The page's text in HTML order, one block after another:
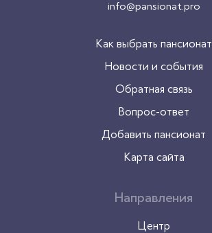
info@pansionat.pro
Как выбрать пансионат
Новости и события
Обратная связь
Вопрос-ответ
Добавить пансионат
Карта сайта
Направления
Центр